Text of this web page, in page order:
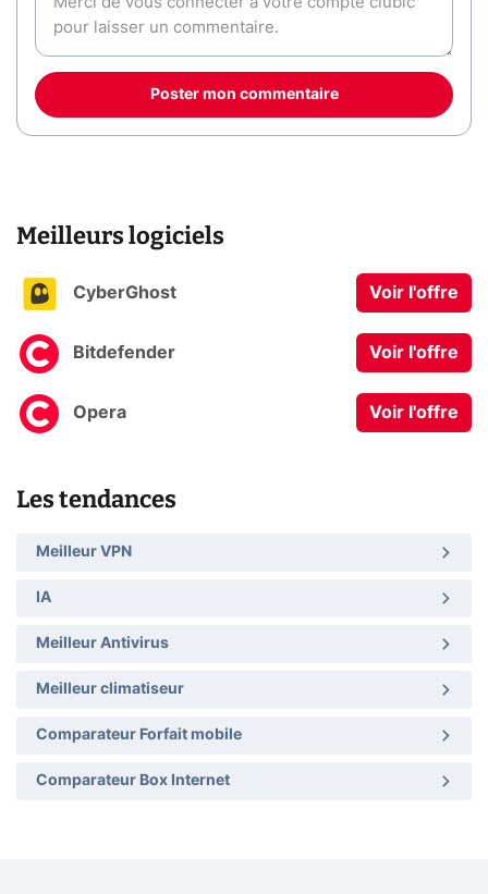
Poster mon commentaire
Meilleurs logiciels
CyberGhost Voir l'offre
Bitdefender Voir l'offre
Opera Voir l'offre
Les tendances
Meilleur VPN
IA
Meilleur Antivirus
Meilleur climatiseur
Comparateur Forfait mobile
Comparateur Box Internet